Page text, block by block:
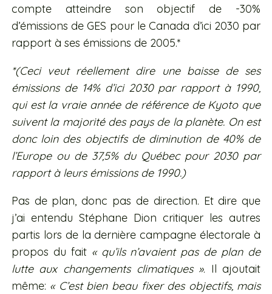
compte atteindre son objectif de -30%
d’émissions de GES pour le Canada d’ici 2030 par
rapport à ses émissions de 2005.*
*(Ceci veut réellement dire une baisse de ses
émissions de 14% d’ici 2030 par rapport à 1990,
qui est la vraie année de référence de Kyoto que
suivent la majorité des pays de la planète. On est
donc loin des objectifs de diminution de 40% de
l’Europe ou de 37,5% du Québec pour 2030 par
rapport à leurs émissions de 1990.)
Pas de plan, donc pas de direction. Et dire que
j’ai entendu Stéphane Dion critiquer les autres
partis lors de la dernière campagne électorale à
propos du fait « qu’ils n’avaient pas de plan de
lutte aux changements climatiques ». Il ajoutait
même: « C’est bien beau fixer des objectifs, mais